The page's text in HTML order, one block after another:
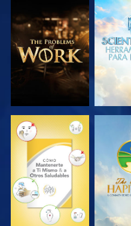
EXPLORA LAS
SERIES
VE